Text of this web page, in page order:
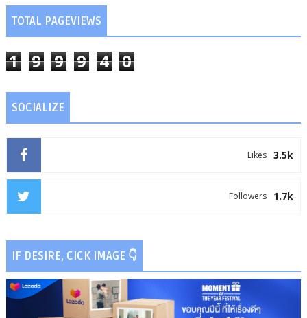
TOTAL PAGEVIEWS
1 9 9 9 4 0
SOCIALIZE
3.5k
Likes
1.7k
Followers
IF DESIRE, CICK IMAGE 👇